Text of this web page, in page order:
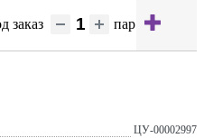
заказ пар
ЦУ-00002997